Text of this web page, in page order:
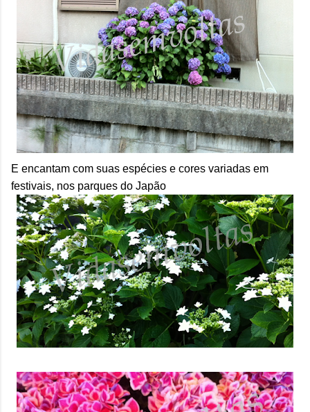
E encantam com suas espécies e cores variadas em
festivais, nos parques do Japão